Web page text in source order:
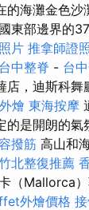
的海灘金色沙
東部邊界的
片 推拿師證
台中整脊 - 台
店，迪斯科舞
燴 東海按摩
是開朗的氣
撥筋 高山和
北整復推薦
（Mallorca
外燴價格